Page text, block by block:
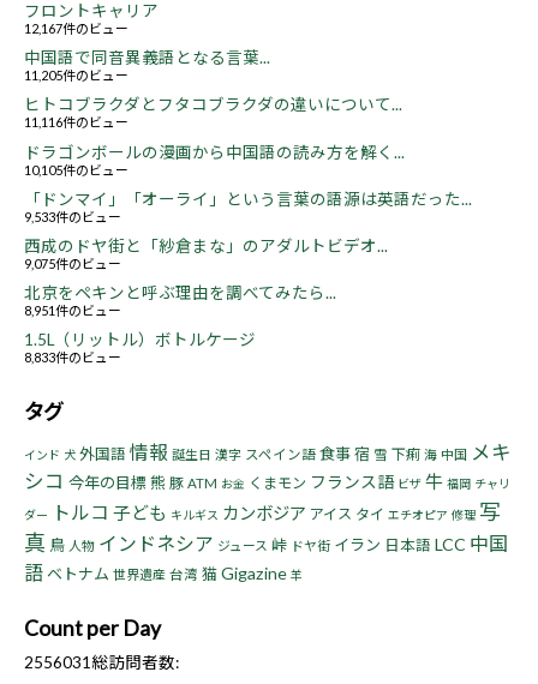
フロントキャリア
12,167件のビュー
中国語で同音異義語となる言葉...
11,205件のビュー
ヒトコブラクダとフタコブラクダの違いについて...
11,116件のビュー
ドラゴンボールの漫画から中国語の読み方を解く...
10,105件のビュー
「ドンマイ」「オーライ」という言葉の語源は英語だった...
9,533件のビュー
西成のドヤ街と「紗倉まな」のアダルトビデオ...
9,075件のビュー
北京をペキンと呼ぶ理由を調べてみたら...
8,951件のビュー
1.5L（リットル）ボトルケージ
8,833件のビュー
タグ
インド 犬 外国語 情報 誕生日 漢字 スペイン語 食事宿 雪 下痢 海 中国 メキ
シコ 今年の目標熊 豚 ATM お金 くまモン フランス語 ビザ 牛 福岡 チャリ
ダー トルコ 子ども キルギス カンボジア アイス タイ エチオピア 修理 写
真 鳥 人物 インドネシア ジュース 峠 ドヤ街 イラン 日本語 LCC 中国
語 ベトナム 世界遺産 台湾 猫Gigazine 羊
Count per Day
2556031総訪問者数: